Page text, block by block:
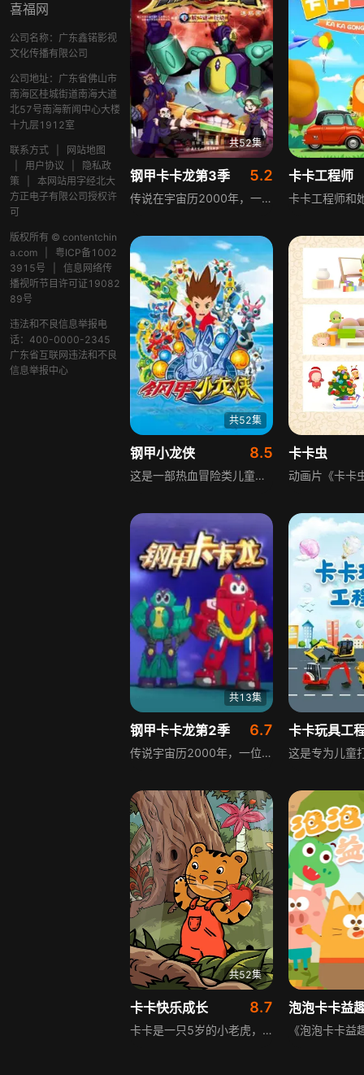
喜福网
公司名称：广东鑫锘影视
文化传播有限公司
公司地址：广东省佛山市
南海区桂城街道南海大道
北57号南海新闻中心大楼
十九层1912室
联系方式
网站地图
用户协议
隐私政
策
本网站用字经北大
方正电子有限公司授权许
可
版权所有 © contentchin
a.com
粤ICP备1002
3915号
信息网络传
播视听节目许可证19082
89号
违法和不良信息举报电
话：400-0000-2345
广东省互联网违法和不良
信息举报中心
共52集
钢甲卡卡龙第3季 5.2
传说在宇宙历2000年，一位英雄和黑暗之神展开了一场殊死大战，最终英雄集合了十二颗生肖精灵石的能量，成功将黑暗之神封印，但十二颗生肖精灵石也因此不知去向。时光流转至现代，与生肖精灵石相关的神秘事件逐渐浮现，新的危机悄然降临，为了寻找失散的生肖精灵石、维护宇宙秩序，一群充满勇气的伙伴踏上了充满未知与挑战的冒险旅程，途中将经历各种惊险考验与成长蜕变。
卡卡工程师
共52集
钢甲小龙侠 8.5
这是一部热血冒险类儿童动画，讲述被光明神封印千年的恶魔王复活，释放大量恶魔潜伏进入童话世界。为拯救童话世界，光明神派遣以小龙侠为首的生肖战士守护和平，因生肖战士超能力需靠童话救世主力量才能完全发挥，他们前往人类世界寻找救世主，最终救世主安小迪带领生肖战士前往童话世界封妖除魔的故事。
卡卡虫
共13集
钢甲卡卡龙第2季 6.7
传说宇宙历2000年，一位英雄与黑暗之神殊死大战，最终集合十二颗生肖精灵石的能量将黑暗之神封印，而十二颗生肖精灵石也从此不知去向，留下未知的谜团。
卡卡玩具工
共52集
卡卡快乐成长 8.7
卡卡是一只5岁的小老虎，他和家人、朋友们一起住在茂密的森林里。他们在生活中发生了许多有趣的故事。卡卡也慢慢成长起来。
泡泡卡卡益